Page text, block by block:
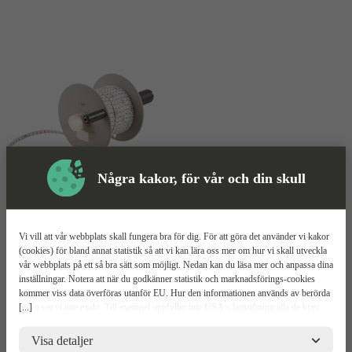
Några kakor, för vår och din skull
[...]
Vi vill att vår webbplats skall fungera bra för dig. För att göra det använder vi kakor
(cookies) för bland annat statistik så att vi kan lära oss mer om hur vi skall utveckla
vår webbplats på ett så bra sätt som möjligt. Nedan kan du läsa mer och anpassa dina
inställningar. Notera att när du godkänner statistik och marknadsförings-cookies
kommer viss data överföras utanför EU. Hur den informationen används av berörda
bolag vet vi inte exakt. Till exempel uppfyller inte USA:s lagstiftning alla de krav
risker för dina personuppgifter. De berörda bolagen måste lämna över uppgifter till
brottsbekämpande myndigheter i USA om de får en sådan begäran. Det kan dock
Visa detaljer
Ljud/Ljuslod
Eijkelkamp 11.20.30
Lod på ø15 mm
Mer information